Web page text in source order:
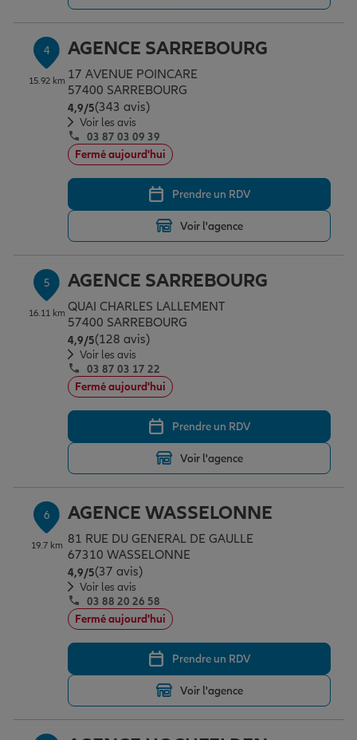
Tous nos devis d'assurance
4
15.92 km
AGENCE SARREBOURG
17 AVENUE POINCARE
57400 SARREBOURG
4,9/5Note de 4.9 sur 5
(343 avis)
Voir les avis
03 87 03 09 39
Fermé aujourd'hui
Prendre un RDV
Voir l'agence
5
16.11 km
AGENCE SARREBOURG
QUAI CHARLES LALLEMENT
57400 SARREBOURG
4,9/5Note de 4.9 sur 5
(128 avis)
Voir les avis
03 87 03 17 22
Fermé aujourd'hui
Prendre un RDV
Voir l'agence
6
19.7 km
AGENCE WASSELONNE
81 RUE DU GENERAL DE GAULLE
67310 WASSELONNE
4,9/5Note de 4.9 sur 5
(37 avis)
Voir les avis
03 88 20 26 58
Fermé aujourd'hui
Prendre un RDV
Voir l'agence